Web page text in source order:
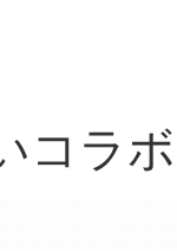
コラ